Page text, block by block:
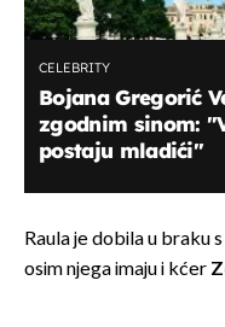
CELEBRITY
Bojana Gregorić
zgodnim sinom:
postaju mladići"
Raula je dobila u braku
osim njega imaju i kćer